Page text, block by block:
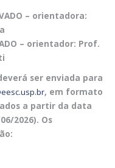
– orientadora:
– orientador: Prof.
ser enviada para
, em formato
a partir da data
2026). Os